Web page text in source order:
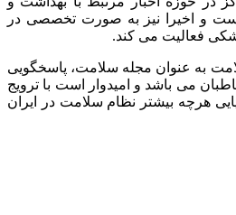
و اخیرا نیز به صورت تخصصی در
فعالیت می کند.
به عنوان مجله سلامت، پاسخگویی
می باشد و امیدوار است با ترویج
هرچه بیشتر نظام سلامت در ایران